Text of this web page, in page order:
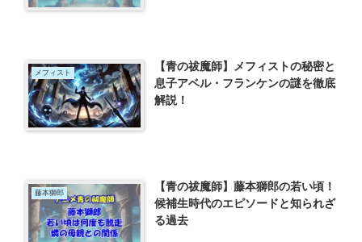
メフィスト
【青の祓魔師】メフィストの秘密と
息子アベル・フランケンの謎を徹底
解説！
藤本獅郎
【青の祓魔師】藤本獅郎の若い頃！
候補生時代のエピソードと知られざ
る過去